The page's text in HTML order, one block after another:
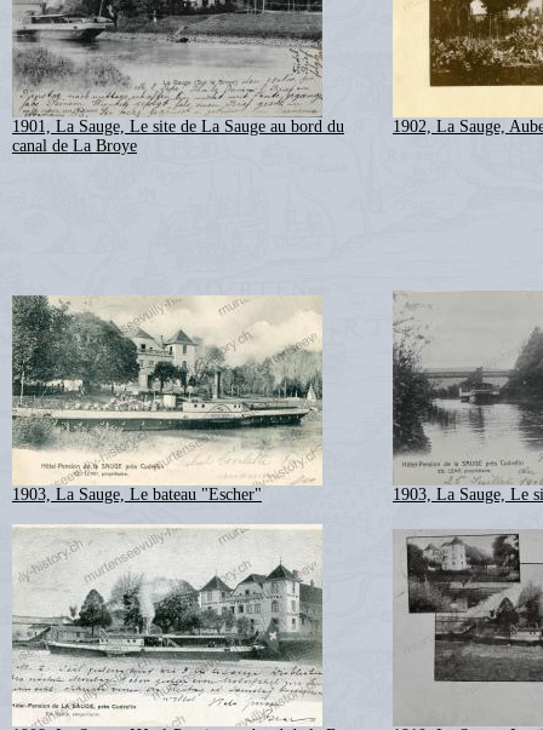
1901, La Sauge, Le site de La Sauge au bord du
canal de La Broye
1902, La Sauge,
1903, La Sauge, Le bateau "Escher" 1903, La Sauge, Le